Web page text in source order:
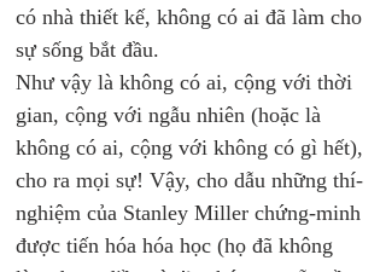
có nhà thiết kế, không có ai đã làm cho
sự sống bắt đầu.
Như vậy là không có ai, cộng với thời
gian, cộng với ngẫu nhiên (hoặc là
không có ai, cộng với không có gì hết),
cho ra mọi sự! Vậy, cho dẫu những thí-
nghiệm của Stanley Miller chứng-minh
được tiến hóa hóa học (họ đã không